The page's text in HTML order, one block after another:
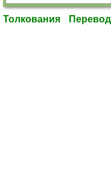
Толкования